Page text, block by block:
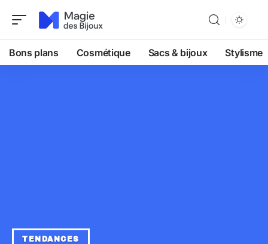
Bons plans Cosmétique Sacs & bijoux Stylisme
TENDANCES